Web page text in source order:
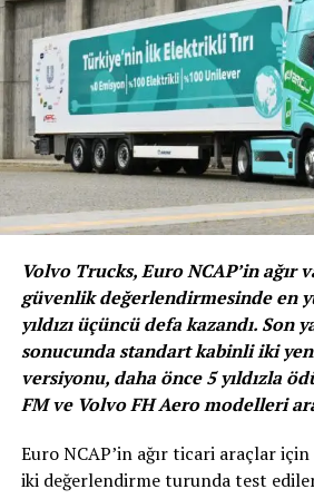
istasyonlarında yaklaşık 1541
OPET’te, yaklaşık 2,5 yıl gibi bir
kadın çalışan sayısı 3 bine
TÜRKİYE’NİN 73 İLİNDE
İSTİHDAMI
Projenin başlangıcından bu yana
kadın oranında yüzde 69 artış
OPET, Türkiye’nin 73 ilinde kadın
istihdam ediyor. Projenin başladığı
ayında OPET’teki pompa başında
akaryakıt satış yetkilisi sayısı 27
sonunda 731’e yükseldi. Kadın
Volvo Trucks, Euro NCAP’in ağır
güvenlik değerlendirmesinde en
yıldızı üçüncü defa kazandı. Son
sonucunda standart kabinli iki
versiyonu, daha önce 5 yıldızla
FM ve Volvo FH Aero modelleri
Euro NCAP’in ağır ticari araçlar
iki değerlendirme turunda test